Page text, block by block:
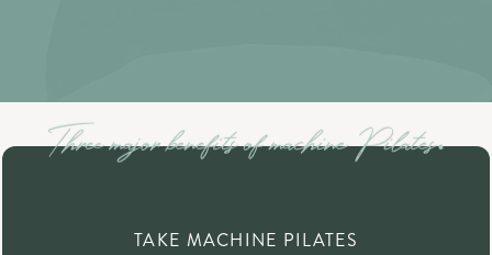
TAKE MACHINE PILATES